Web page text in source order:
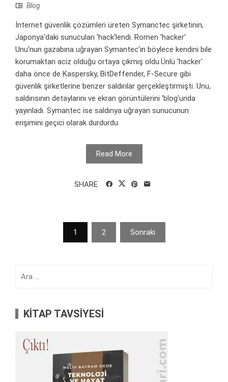
Blog
İnternet güvenlik çözümleri üreten Symanctec şirketinin,
Japonya'daki sunucuları 'hack'lendi. Romen 'hacker'
Unu'nun gazabına uğrayan Symantec'in böylece kendini bile
korumaktan aciz olduğu ortaya çıkmış oldu.Ünlü 'hacker'
daha önce de Kaspersky, BitDeffender, F-Secure gibi
güvenlik şirketlerine benzer saldırılar gerçekleştirmişti. Unu,
saldırısının detaylarını ve ekran görüntülerini 'blog'unda
yayınladı. Symantec ise saldırıya uğrayan sunucunun
erişimini geçici olarak durdurdu.
Read More
SHARE
sayfalaması
1 2 Sonraki
KİTAP TAVSİYESİ